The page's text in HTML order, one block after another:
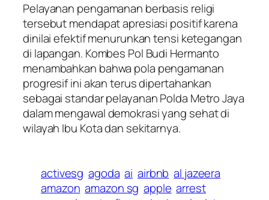
Pelayanan pengamanan berbasis religi
tersebut mendapat apresiasi positif karena
dinilai efektif menurunkan tensi ketegangan
di lapangan. Kombes Pol Budi Hermanto
menambahkan bahwa pola pengamanan
progresif ini akan terus dipertahankan
sebagai standar pelayanan Polda Metro Jaya
dalam mengawal demokrasi yang sehat di
wilayah Ibu Kota dan sekitarnya.
activesg agoda ai airbnb al jazeera
amazon amazon sg apple arrest